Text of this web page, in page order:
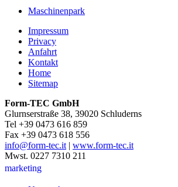
Maschinenpark
Impressum
Privacy
Anfahrt
Kontakt
Home
Sitemap
Form-TEC GmbH
Glurnserstraße 38, 39020 Schluderns
Tel +39 0473 616 859
Fax +39 0473 618 556
info@form-tec.it| www.form-tec.it
Mwst. 0227 7310 211
marketing